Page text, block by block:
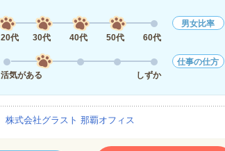
20代
30代 40代 50代 60代
男女比率
活気がある
しずか
仕事の仕方
株式会社グラスト 那覇オフィス